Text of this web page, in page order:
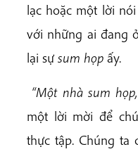
lạc hoặc một lời
với những ai đang
lại sự sum họp ấy.
“Một nhà sum
một lời mời để
thực tập. Chúng ta